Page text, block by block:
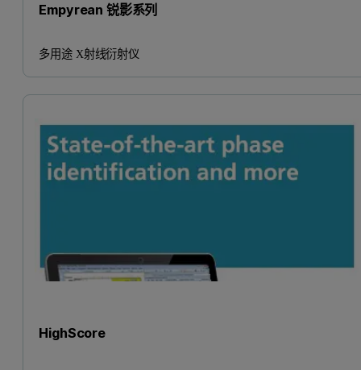
Empyrean 锐影系列
多用途 X射线衍射仪
HighScore